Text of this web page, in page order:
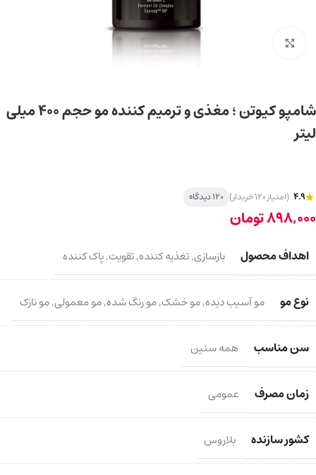
برای بزرگ‌نمایی کلیک کنید
شامپو کیوتن ؛ مغذی و ترمیم کننده مو حجم ۴۰۰ میلی
لیتر
4.9 (امتیاز 120 خریدار) 120 دیدگاه
898,000تومان
اهداف محصول بازسازی,تغذیه کننده,تقویت,پاک کننده
نوع مو مو آسیب دیده,مو خشک,مو رنگ شده,مو معمولی,مو نازک
سن مناسب همه سنین
زمان مصرف عمومی
کشور سازنده بلاروس